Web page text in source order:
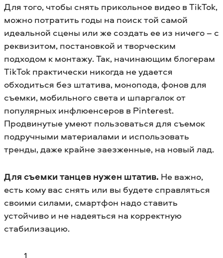
Для того, чтобы снять прикольное видео в TikTok,
можно потратить годы на поиск той самой
идеальной сцены или же создать ее из ничего – с
реквизитом, постановкой и творческим
подходом к монтажу. Так, начинающим блогерам
TikTok практически никогда не удается
обходиться без штатива, монопода, фонов для
съемки, мобильного света и шпаргалок от
популярных инфлюенсеров в Pinterest.
Продвинутые умеют пользоваться для съемок
подручными материалами и использовать
тренды, даже крайне заезженные, на новый лад.
Для съемки танцев нужен штатив. Не важно,
есть кому вас снять или вы будете справляться
своими силами, смартфон надо ставить
устойчиво и не надеяться на корректную
стабилизацию.